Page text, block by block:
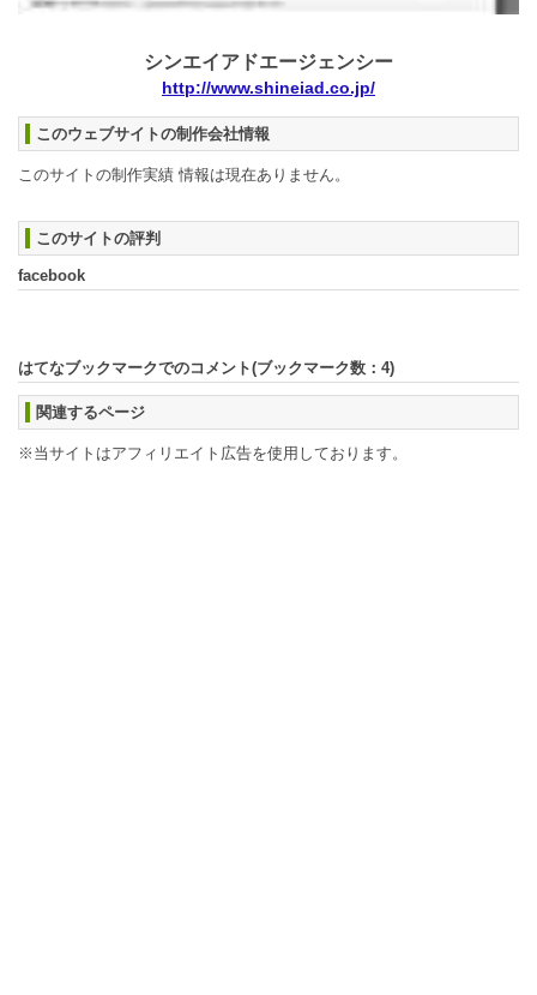
シンエイアドエージェンシー
http://www.shineiad.co.jp/
このウェブサイトの制作会社情報
このサイトの制作実績 情報は現在ありません。
このサイトの評判
facebook
はてなブックマークでのコメント(ブックマーク数： 4)
関連するページ
※当サイトはアフィリエイト広告を使用しております。